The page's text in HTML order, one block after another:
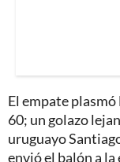
El empate
60; un golazo
uruguayo
envió el balón a la